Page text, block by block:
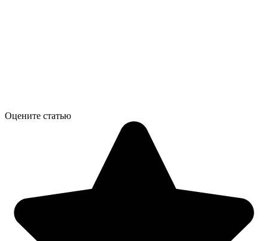
Оцените статью